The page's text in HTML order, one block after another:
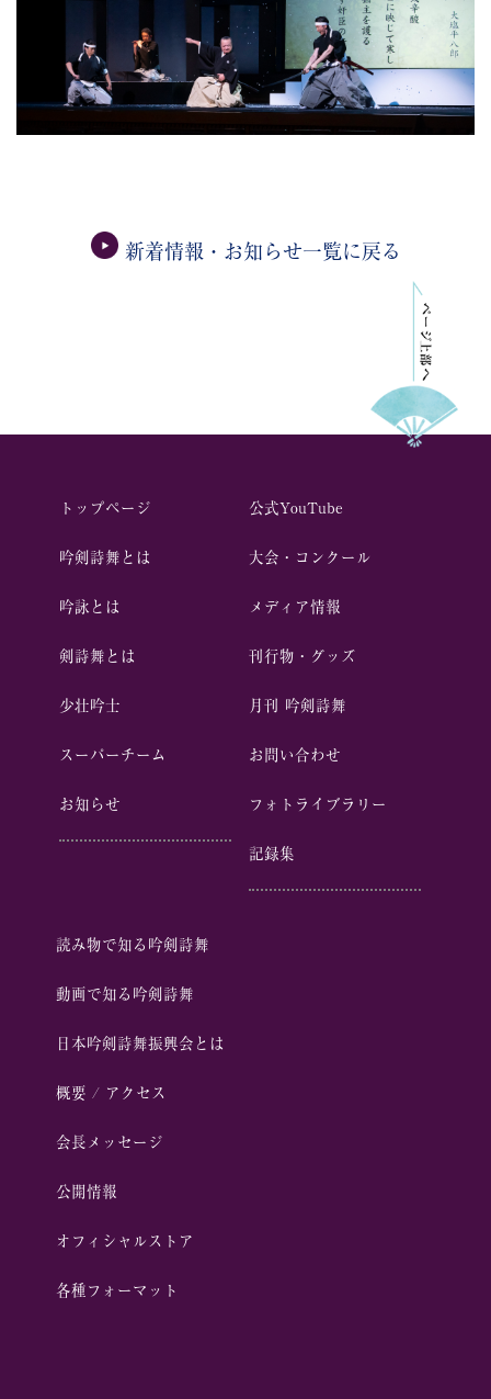
新着情報・お知らせ一覧に戻る
トップページ
吟剣詩舞とは
吟詠とは
剣詩舞とは
少壮吟⼠
スーパーチーム
お知らせ
公式YouTube
⼤会・コンクール
メディア情報
刊行物・グッズ
⽉刊 吟剣詩舞
お問い合わせ
フォトライブラリー
記録集
読み物で知る吟剣詩舞
動画で知る吟剣詩舞
⽇本吟剣詩舞振興会とは
概要 / アクセス
会⻑メッセージ
公開情報
オフィシャルストア
各種フォーマット